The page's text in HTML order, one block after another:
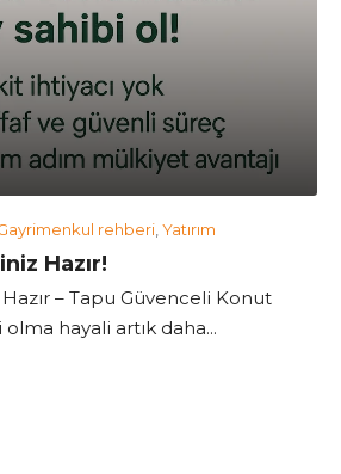
rehberi Yatırım
Hazır!
– Tapu Güvenceli Konut
hayali artık daha...